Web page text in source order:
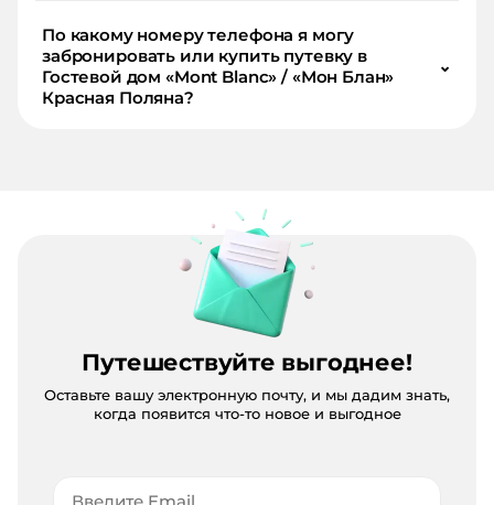
По какому номеру телефона я могу
забронировать или купить путевку в
Гостевой дом «Mont Blanc» / «Мон Блан»
Красная Поляна?
⌄
Путешествуйте выгоднее!
Оставьте вашу электронную почту, и мы дадим знать,
когда появится что-то новое и выгодное